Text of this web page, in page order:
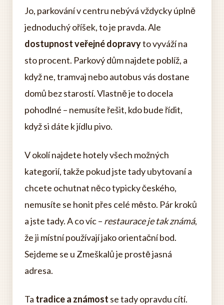
Jo, parkování v centru nebývá vždycky úplně
jednoduchý oříšek, to je pravda. Ale
dostupnost veřejné dopravyto vyváží na
sto procent. Parkový dům najdete poblíž, a
když ne, tramvaj nebo autobus vás dostane
domů bez starostí. Vlastně je to docela
pohodlné – nemusíte řešit, kdo bude řídit,
když si dáte k jídlu pivo.
V okolí najdete hotely všech možných
kategorií, takže pokud jste tady ubytovaní a
chcete ochutnat něco typicky českého,
nemusíte se honit přes celé město. Pár kroků
a jste tady. A co víc – restaurace je tak známá,
že ji místní používají jako orientační bod.
Sejdeme se u Zmeškalů je prostě jasná
adresa.
Ta tradice a známost se tady opravdu cítí.